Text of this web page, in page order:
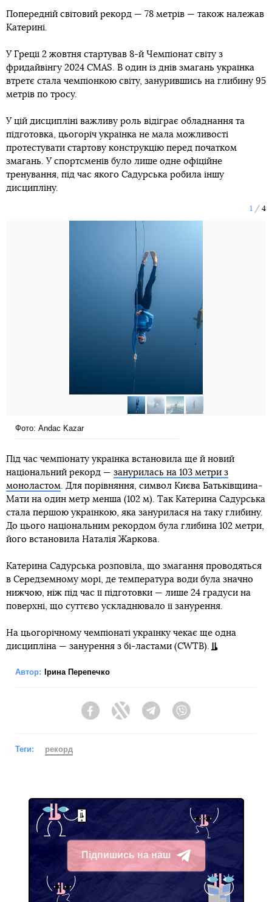
Попередній світовий рекорд — 78 метрів — також належав
Катерині.
У Греції 2 жовтня стартував 8-й Чемпіонат світу з
фридайвінгу 2024 CMAS. В один із днів змагань українка
втретє стала чемпіонкою світу, занурившись на глибину 95
метрів по тросу.
У цій дисципліні важливу роль відіграє обладнання та
підготовка, цьогоріч українка не мала можливості
протестувати стартову конструкцію перед початком
змагань. У спортсменів було лише одне офіційне
тренування, під час якого Садурська робила іншу
дисципліну.
1 4
Фото: Andac Kazar
Під час чемпіонату українка встановила ще й новий
національний рекорд — занурилась на 103 метри з
моноластом . Для порівняння, символ Києва Батьківщина-
Мати на один метр менша (102 м). Так Катерина Садурська
стала першою українкою, яка занурилася на таку глибину.
До цього національним рекордом була глибина 102 метри,
його встановила Наталія Жаркова.
Катерина Садурська розповіла, що змагання проводяться
в Середземному морі, де температура води була значно
нижчою, ніж під час її підготовки — лише 24 градуси на
поверхні, що суттєво ускладнювало її занурення.
На цьогорічному чемпіонаті українку чекає ще одна
дисципліна — занурення з бі-ластами (CWTB).
Автор: Ірина Перепечко
FacebookTwitter Telegram
Теги: рекорд
Підпишись на наш
Telegram